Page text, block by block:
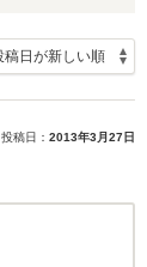
投稿日： 2013年3月27日